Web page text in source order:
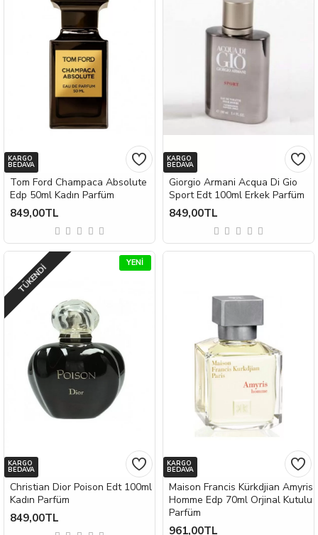
KARGO
BEDAVA
Tom Ford Champaca Absolute
Edp 50ml Kadın Parfüm
849,00TL
KARGO
BEDAVA
Giorgio Armani Acqua Di Gio
Sport Edt 100ml Erkek Parfüm
849,00TL
YENI
KARGO
BEDAVA
TÜKENDI
Christian Dior Poison Edt 100ml
Kadın Parfüm
849,00TL
KARGO
BEDAVA
Maison Francis Kürkdjian Amyris
Homme Edp 70ml Orjinal Kutulu
Parfüm
961,00TL